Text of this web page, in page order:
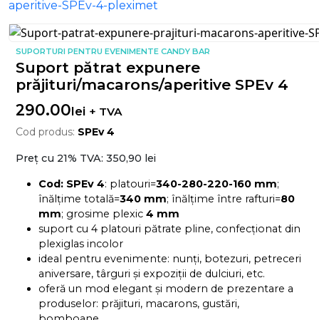
SUPORTURI PENTRU EVENIMENTE CANDY BAR
Suport pătrat expunere
prăjituri/macarons/aperitive SPEv 4
290.00lei + TVA
Cod produs: SPEv 4
Preț cu 21% TVA: 350,90 lei
Cod: SPEv 4: platouri=340-280-220-160 mm;
înălțime totală=340 mm; înălțime între rafturi=80
mm; grosime plexic 4 mm
suport cu 4 platouri pătrate pline, confecționat din
plexiglas incolor
ideal pentru evenimente: nunți, botezuri, petreceri
aniversare, târguri și expoziții de dulciuri, etc.
oferă un mod elegant și modern de prezentare a
produselor: prăjituri, macarons, gustări,